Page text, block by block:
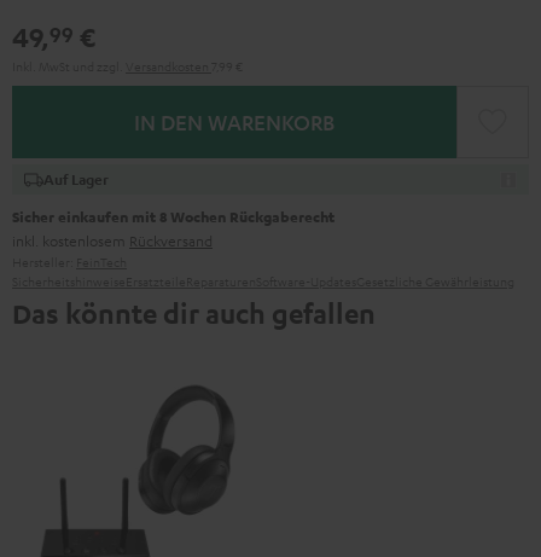
49,99 €
IN DEN WARENKORB
Auf Lager
Sicher einkaufen mit 8 Wochen Rückgaberecht
inkl. kostenlosem Rückversand
Das könnte dir auch gefallen